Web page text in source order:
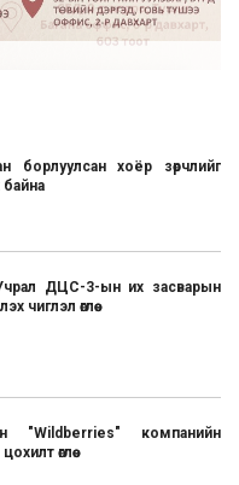
борлуулсан хоёр зөрчлийг
байна
ДЦС-3-ын их засварын
чиглэл өглөө
"Wildberries" компанийн
өглөө